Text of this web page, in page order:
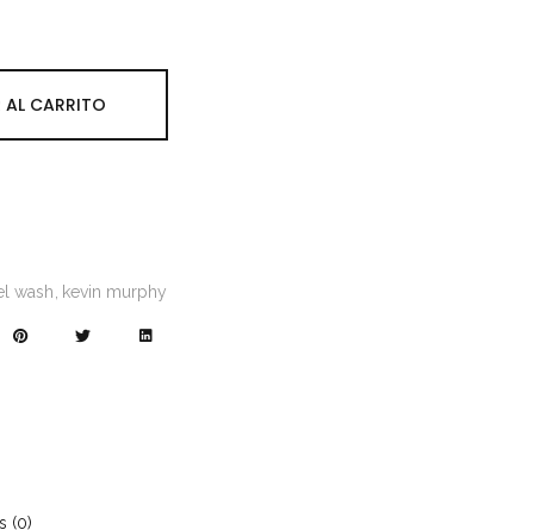
AL CARRITO
wash kevin murphy
(0)